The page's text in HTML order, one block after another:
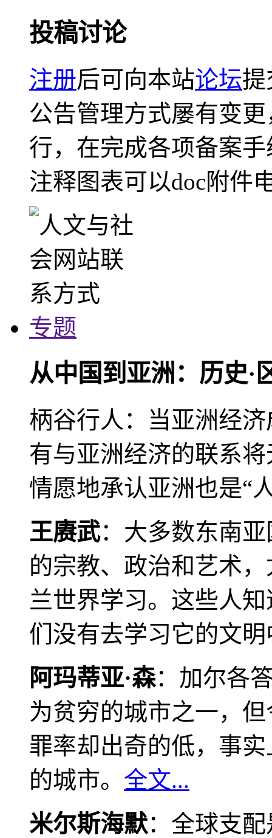
投稿讨论
注册后可向本站论坛提
公告管理方式屡有变
行，在完成各项备案
注释图表可以doc附件
专题
从中国到亚洲：历史·
柄谷行人：当亚洲经
有与亚洲经济的联系
情愿地承认亚洲也是“
王赓武：大多数东南
的宗教、政治和艺术
兰世界学习。这些人
们没有去学习它的文
阿玛蒂亚·森：加尔各
为贫穷的城市之一，
罪率却出奇的低，事
的城市。 全文...
米尔斯海默：全球支